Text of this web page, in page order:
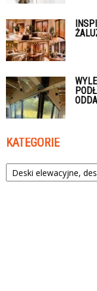
KATEGORIE
Kategorie